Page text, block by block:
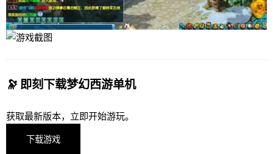
🔭 即刻下载梦幻西游单机
获取最新版本，立即开始游玩。
下载游戏